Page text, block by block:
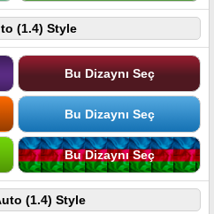
(1.4) Style
Bu Dizaynı Seç
Bu Dizaynı Seç
Bu Dizaynı Seç
(1.4) Style